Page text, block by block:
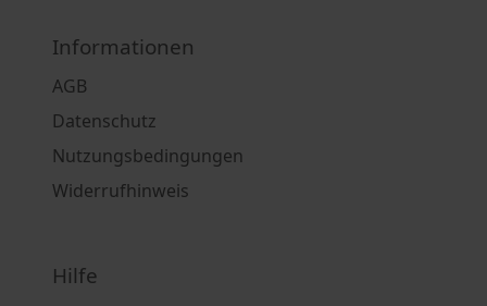
Informationen
AGB
Datenschutz
Nutzungsbedingungen
Widerrufhinweis
Hilfe